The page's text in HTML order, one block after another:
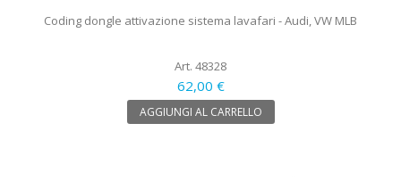
Coding dongle attivazione sistema lavafari - Audi, VW MLB
Art. 48328
62,00 €
AGGIUNGI AL CARRELLO